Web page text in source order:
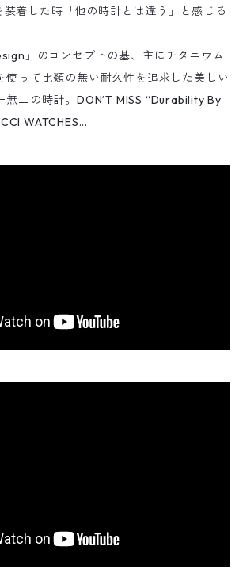
装着した時「他の時計とは違う」と感じる
」のコンセプトの基、主にチタニウム
使って比類の無い耐久性を追求した美しい
無二の時計。DON’T MISS “Durability By
WATCHES...